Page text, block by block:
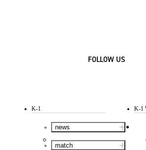
FOLLOW US
K-1
news
match
K-1